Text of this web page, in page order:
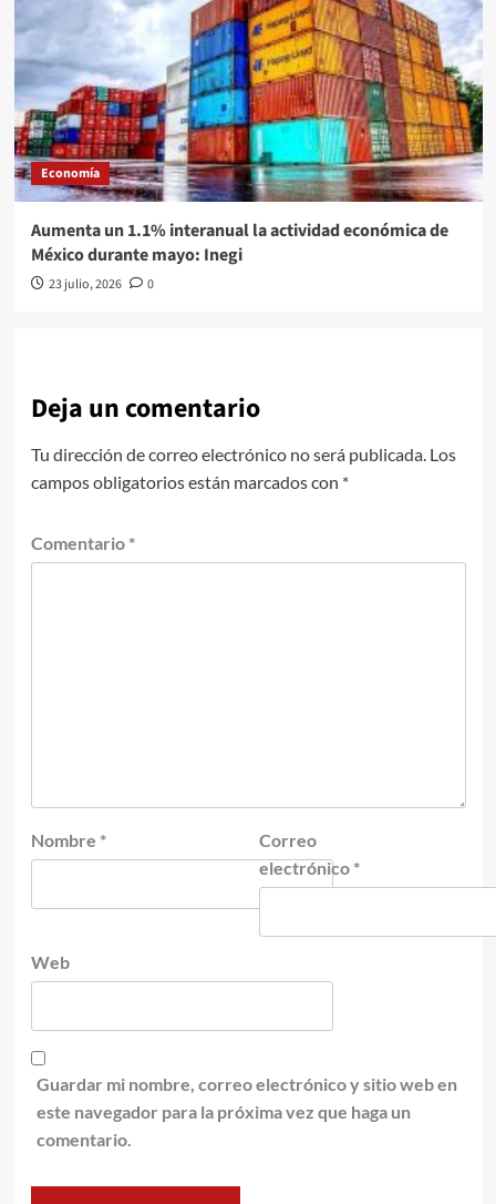
Economía
Aumenta un 1.1% interanual la actividad económica de
México durante mayo: Inegi
23 julio, 2026 0
Deja un comentario
Tu dirección de correo electrónico no será publicada. Los
campos obligatorios están marcados con *
Comentario *
Nombre *
Correo
electrónico *
Web
Guardar mi nombre, correo electrónico y sitio web en
este navegador para la próxima vez que haga un
comentario.